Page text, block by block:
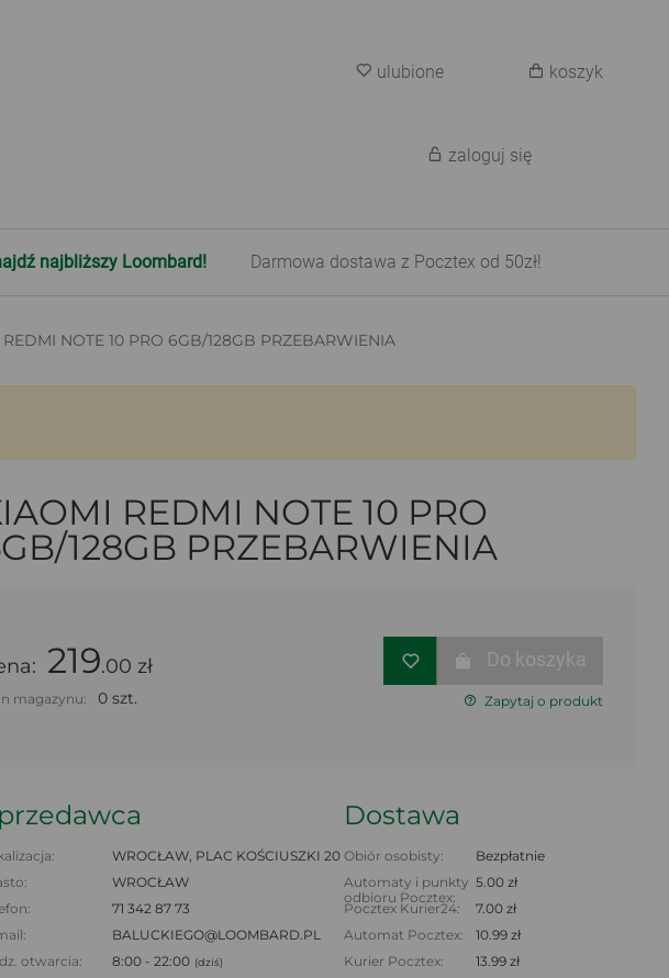
ulubione koszyk
zaloguj się
najbliższy Loombard! Darmowa dostawa z Pocztex od 50zł!
NOTE 10 PRO 6GB/128GB PRZEBARWIENIA
REDMI NOTE 10 PRO
128GB PRZEBARWIENIA
219.00 zł
magazynu: 0 szt.
Do koszyka
Zapytaj o produkt
WROCŁAW, PLAC KOŚCIUSZKI 20
WROCŁAW
71 342 87 73
BALUCKIEGO@LOOMBARD.PL
otwarcia:
8:00 - 22:00 (dziś)
Dostawa
Obiór osobisty:
Bezpłatnie
Automaty i punkty
odbioru Pocztex:
5.00 zł
Pocztex Kurier24:
7.00 zł
Automat Pocztex:
10.99 zł
Kurier Pocztex:
13.99 zł